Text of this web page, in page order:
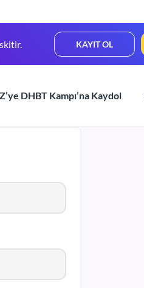
KAYIT OL
DHBT Kampı’na Kaydol